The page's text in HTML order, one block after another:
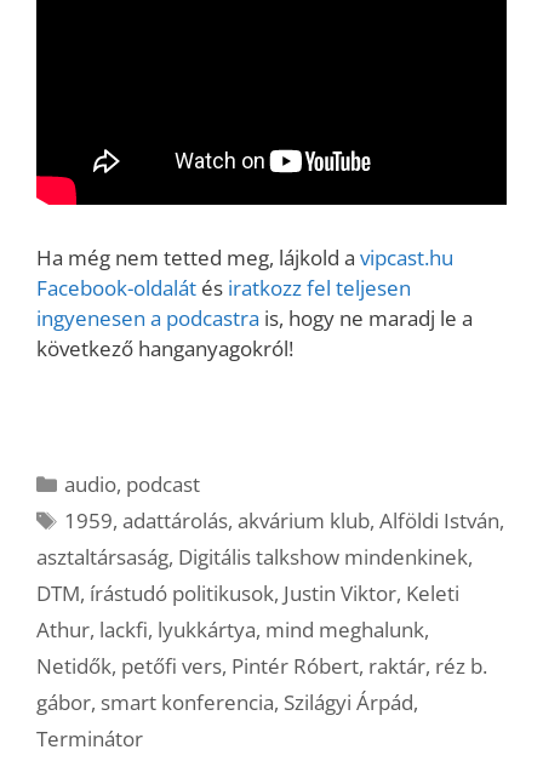
Ha még nem tetted meg, lájkold a vipcast.hu
Facebook-oldalát és iratkozz fel teljesen
ingyenesen a podcastra is, hogy ne maradj le a
következő hanganyagokról!
Kategória
audio, podcast
Címkék
1959,adattárolás,akvárium klub,Alföldi István,
asztaltársaság, Digitális talkshow mindenkinek,
DTM, írástudó politikusok, Justin Viktor, Keleti
Athur, lackfi, lyukkártya, mind meghalunk,
Netidők, petőfi vers, Pintér Róbert, raktár, réz b.
gábor, smart konferencia, Szilágyi Árpád,
Terminátor